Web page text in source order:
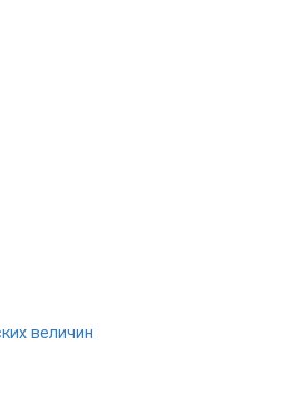
величин